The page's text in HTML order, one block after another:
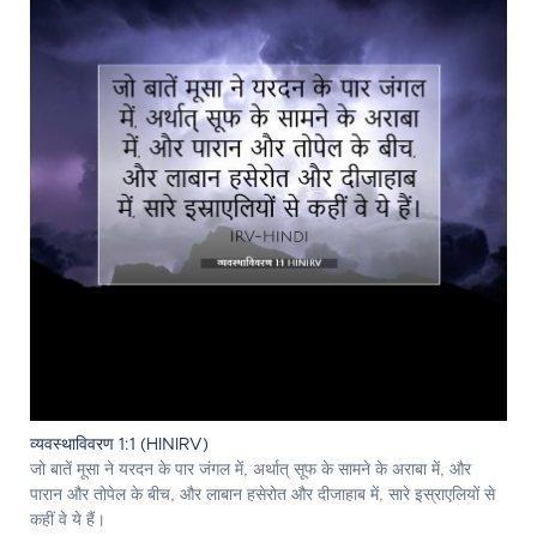
व्यवस्थाविवरण 1:1 (HINIRV)
जो बातें मूसा ने यरदन के पार जंगल में, अर्थात् सूफ के सामने के अराबा में, और
पारान और तोपेल के बीच, और लाबान हसेरोत और दीजाहाब में, सारे इस्राएलियों से
कहीं वे ये हैं।